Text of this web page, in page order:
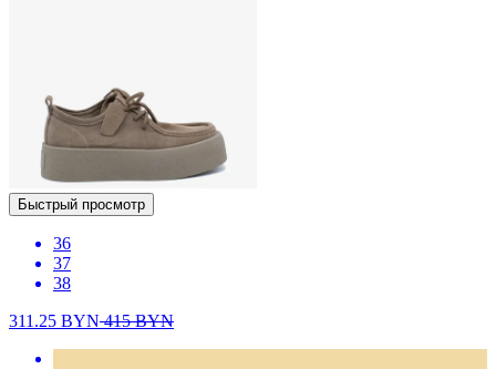
Быстрый просмотр
36
37
38
311.25 BYN415BYN